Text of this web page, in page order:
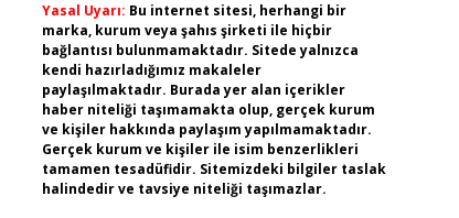
Yasal Uyarı: Bu internet sitesi, herhangi bir
marka, kurum veya şahıs şirketi ile hiçbir
bağlantısı bulunmamaktadır. Sitede yalnızca
kendi hazırladığımız makaleler
paylaşılmaktadır. Burada yer alan içerikler
haber niteliği taşımamakta olup, gerçek kurum
ve kişiler hakkında paylaşım yapılmamaktadır.
Gerçek kurum ve kişiler ile isim benzerlikleri
tamamen tesadüfidir. Sitemizdeki bilgiler taslak
halindedir ve tavsiye niteliği taşımazlar.